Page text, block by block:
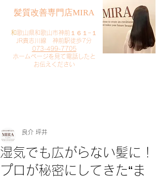
​髪質改善専門店MIRA
​和歌山県和歌山市神前１６１−１
JR貴志川線 神前駅徒歩7分
073-499-7705
​ホームページを見て電話したと
お伝えください
湿気でも広がらない髪に！
プロが秘密にしてきた“ま
良介 坪井